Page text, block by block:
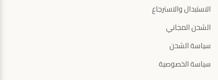
الاستبدال والاسترجاع
الشحن المجاني
سياسة الشحن
سياسة الخصوصية